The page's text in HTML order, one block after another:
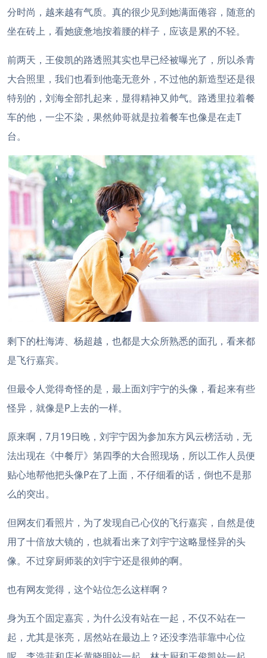
分时尚，越来越有气质。 真的很少见到她满面倦容，随意的
坐在砖上，看她疲惫地按着腰的样子，应该是累的不轻。
前两天，王俊凯的路透照其实也早已经被曝光了，所以杀青
大合照里，我们也看到他毫无意外，不过他的新造型还是很
特别的，刘海全部扎起来，显得精神又帅气。 路透里拉着餐
车的他，一尘不染，果然帅哥就是拉着餐车也像是在走T
台。
剩下的杜海涛、杨超越，也都是大众所熟悉的面孔，看来都
是飞行嘉宾。
但最令人觉得奇怪的是，最上面刘宇宁的头像，看起来有些
怪异，就像是P上去的一样。
原来啊，7月19日晚，刘宇宁因为参加东方风云榜活动，无
法出现在《中餐厅》第四季的大合照现场，所以工作人员便
贴心地帮他把头像P在了上面，不仔细看的话，倒也不是那
么的突出。
但网友们看照片，为了发现自己心仪的飞行嘉宾，自然是使
用了十倍放大镜的，也就看出来了刘宇宁这略显怪异的头
像。 不过穿厨师装的刘宇宁还是很帅的啊。
也有网友觉得，这个站位怎么这样啊？
身为五个固定嘉宾，为什么没有站在一起，不仅不站在一
起，尤其是张亮，居然站在最边上？还没李浩菲靠中心位